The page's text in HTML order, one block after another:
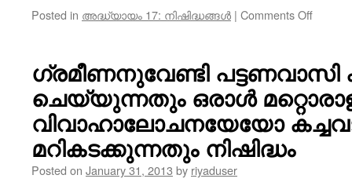
Posted in അദ്ധ്യായം 17: നിഷിദ്ധങ്ങൾ | Comments Offon
ഗ്രമീണനുവേണ്ടി പട്ടണവാസി
ചെയ്യുന്നതും ഒരാൾ
വിവാഹാലോചനയേയോ
മറികടക്കുന്നതും നിഷിദ്ധം
Posted on January 31, 2013 by riyaduser